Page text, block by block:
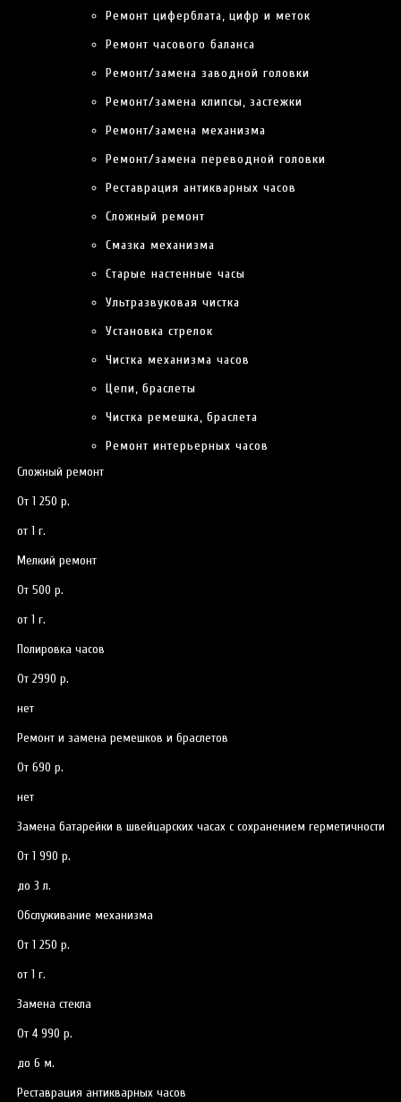
Ремонт циферблата, цифр и меток
Ремонт часового баланса
Ремонт/замена заводной головки
Ремонт/замена клипсы, застежки
Ремонт/замена механизма
Ремонт/замена переводной головки
Реставрация антикварных часов
Сложный ремонт
Смазка механизма
Старые настенные часы
Ультразвуковая чистка
Установка стрелок
Чистка механизма часов
Цепи, браслеты
Чистка ремешка, браслета
Ремонт интерьерных часов
КОНСУЛЬТАЦИЯ
Оставьте номер телефона, мы перезвоним
НАШИ УСЛУГИ
МЫ ПРЕДОСТАВЛЯЕМ ВЕСЬ СПЕКТР УСЛУГ ПО ОБСЛУЖИВАНИЮ И
РЕМОНТУ ВАШИХ ЧАСОВ
Сложный ремонт
От 1 250 р.
от 1 г.
Мелкий ремонт
От 500 р.
от 1 г.
Полировка часов
От 2990 р.
нет
Ремонт и замена ремешков и браслетов
От 690 р.
нет
Замена батарейки в швейцарских часах с сохранением герметичности
От 1 990 р.
до 3 л.
Обслуживание механизма
От 1 250 р.
от 1 г.
Замена стекла
От 4 990 р.
до 6 м.
Реставрация антикварных часов